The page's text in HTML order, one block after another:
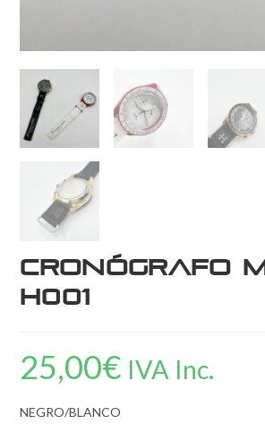
Cronógrafo
H001
25,00€ IVA Inc.
NEGRO/BLANCO